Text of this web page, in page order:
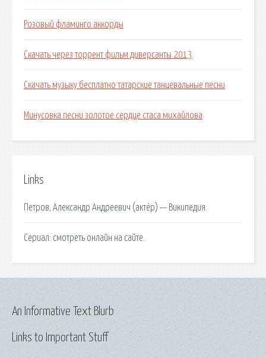
Розовый фламинго аккорды
Скачать через торрент фильм диверсанты 2013
Скачать музыку бесплатно татарские танцевальные песни
Минусовка песни золотое сердце стаса михайлова
Links
Петров, Александр Андреевич (актёр) — Википедия.
Сериал: смотреть онлайн на сайте.
Links to Important Stuff
An Informative Text Blurb